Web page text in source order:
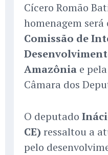
Cícero Romão
homenagem
Comissão de
Amazônia e pela
Câmara dos
O deputado
CE) ressaltou a
pelo